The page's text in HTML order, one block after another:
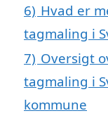
6) Hvad er
tagmaling i
7) Oversigt
tagmaling i
kommune